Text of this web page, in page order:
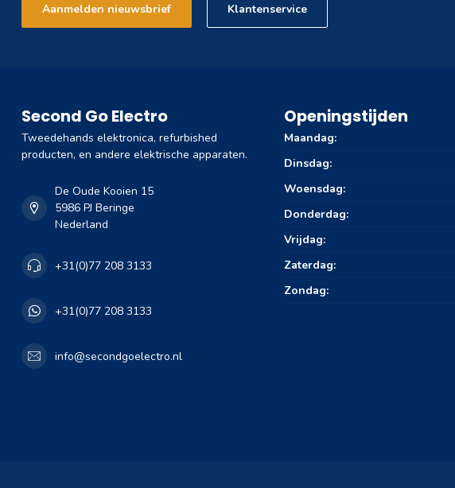
Aanmelden nieuwsbrief Klantenservice
Second Go Electro
Tweedehands elektronica, refurbished
producten, en andere elektrische apparaten.
De Oude Kooien 15
5986 PJ Beringe
Nederland
+31(0)77 208 3133
+31(0)77 208 3133
info@secondgoelectro.nl
Openingstijden
Maandag:
Dinsdag:
Woensdag:
Donderdag:
Vrijdag:
Zaterdag:
Zondag: